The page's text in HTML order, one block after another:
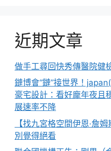
近期文章
做手工尋回快秀傳醫院健
鏈博會“鏈”接世界！
豪宅設計：看好龐年夜且
展速率不降
【找九宮格空間伊恩·詹
別覺得絕看